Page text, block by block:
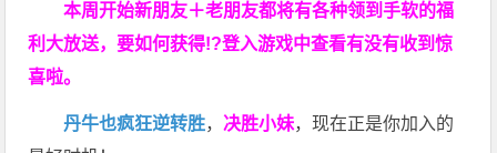
本周开始新朋友＋老朋友都将有各种领到手软的福
利大放送，要如何获得!?登入游戏中查看有没有收到惊
喜啦。
丹牛也疯狂逆转胜， 决胜小妹，现在正是你加入的